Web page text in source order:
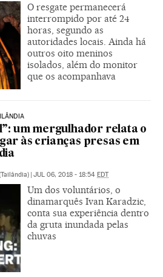
O resgate permanecerá
interrompido por até 24
horas, segundo as
autoridades locais. Ainda há
outros oito meninos
isolados, além do monitor
que os acompanhava
um mergulhador relata o
às crianças presas em
| JUL 06, 2018 - 18:54 EDT
Um dos voluntários, o
dinamarquês Ivan Karadzic,
conta sua experiência dentro
da gruta inundada pelas
chuvas